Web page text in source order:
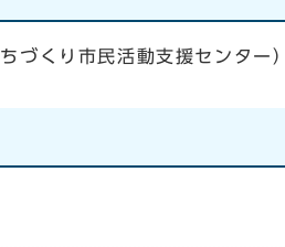
づくり市民活動支援センター）